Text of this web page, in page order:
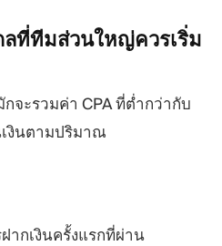
ลที่ทีมส่วนใหญ่ควรเริ่ม
ะรวมค่า CPA ที่ต่ำกว่ากับ
งินตามปริมาณ
ากเงินครั้งแรกที่ผ่าน